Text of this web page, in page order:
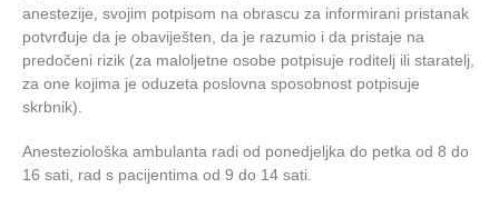
anestezije, svojim potpisom na obrascu za informirani pristanak
potvrđuje da je obaviješten, da je razumio i da pristaje na
predočeni rizik (za maloljetne osobe potpisuje roditelj ili staratelj,
za one kojima je oduzeta poslovna sposobnost potpisuje
skrbnik).
Anesteziološka ambulanta radi od ponedjeljka do petka od 8 do
16 sati, rad s pacijentima od 9 do 14 sati.